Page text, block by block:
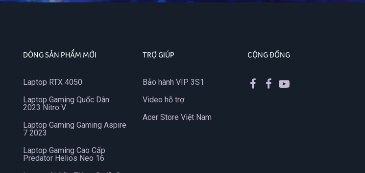
DÒNG SẢN PHẨM MỚI
Laptop RTX 4050
Laptop Gaming Quốc Dân
2023 Nitro V
Laptop Gaming Gaming Aspire
7 2023
Laptop Gaming Cao Cấp
Predator Helios Neo 16
TRỢ GIÚP
Bảo hành VIP 3S1
Video hỗ trợ
Acer Store Việt Nam
CỘNG ĐỒNG